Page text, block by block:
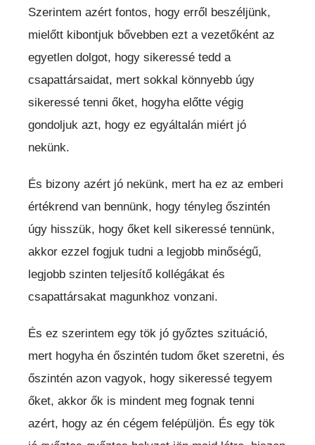
Szerintem azért fontos, hogy erről beszéljünk,
mielőtt kibontjuk bővebben ezt a vezetőként az
egyetlen dolgot, hogy sikeressé tedd a
csapattársaidat, mert sokkal könnyebb úgy
sikeressé tenni őket, hogyha előtte végig
gondoljuk azt, hogy ez egyáltalán miért jó
nekünk.
És bizony azért jó nekünk, mert ha ez az emberi
értékrend van bennünk, hogy tényleg őszintén
úgy hisszük, hogy őket kell sikeressé tennünk,
akkor ezzel fogjuk tudni a legjobb minőségű,
legjobb szinten teljesítő kollégákat és
csapattársakat magunkhoz vonzani.
És ez szerintem egy tök jó győztes szituáció,
mert hogyha én őszintén tudom őket szeretni, és
őszintén azon vagyok, hogy sikeressé tegyem
őket, akkor ők is mindent meg fognak tenni
azért, hogy az én cégem felépüljön. És egy tök